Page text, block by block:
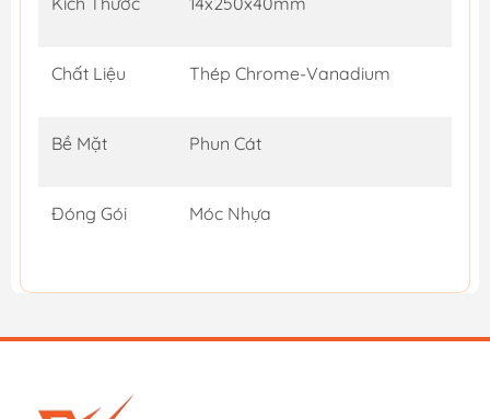
Chất Liệu Thép Chrome-Vanadium
Bề Mặt Phun Cát
Đóng Gói Móc Nhựa